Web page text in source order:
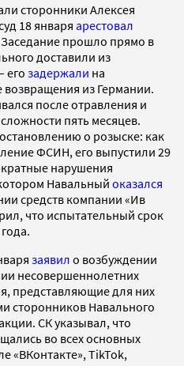
сторонники Алексея
18 января арестовал
прошло прямо в
доставили из
его задержали на
из Германии.
после отравления и
пять месяцев.
о розыске: как
ФСИН, его выпустили 29
нарушения
Навальный оказался
средств компании «Ив
что испытательный срок
заявил о возбуждении
несовершеннолетних
представляющие для них
сторонников Навального
СК указывал, что
во всех основных
«ВКонтакте», TikTok,